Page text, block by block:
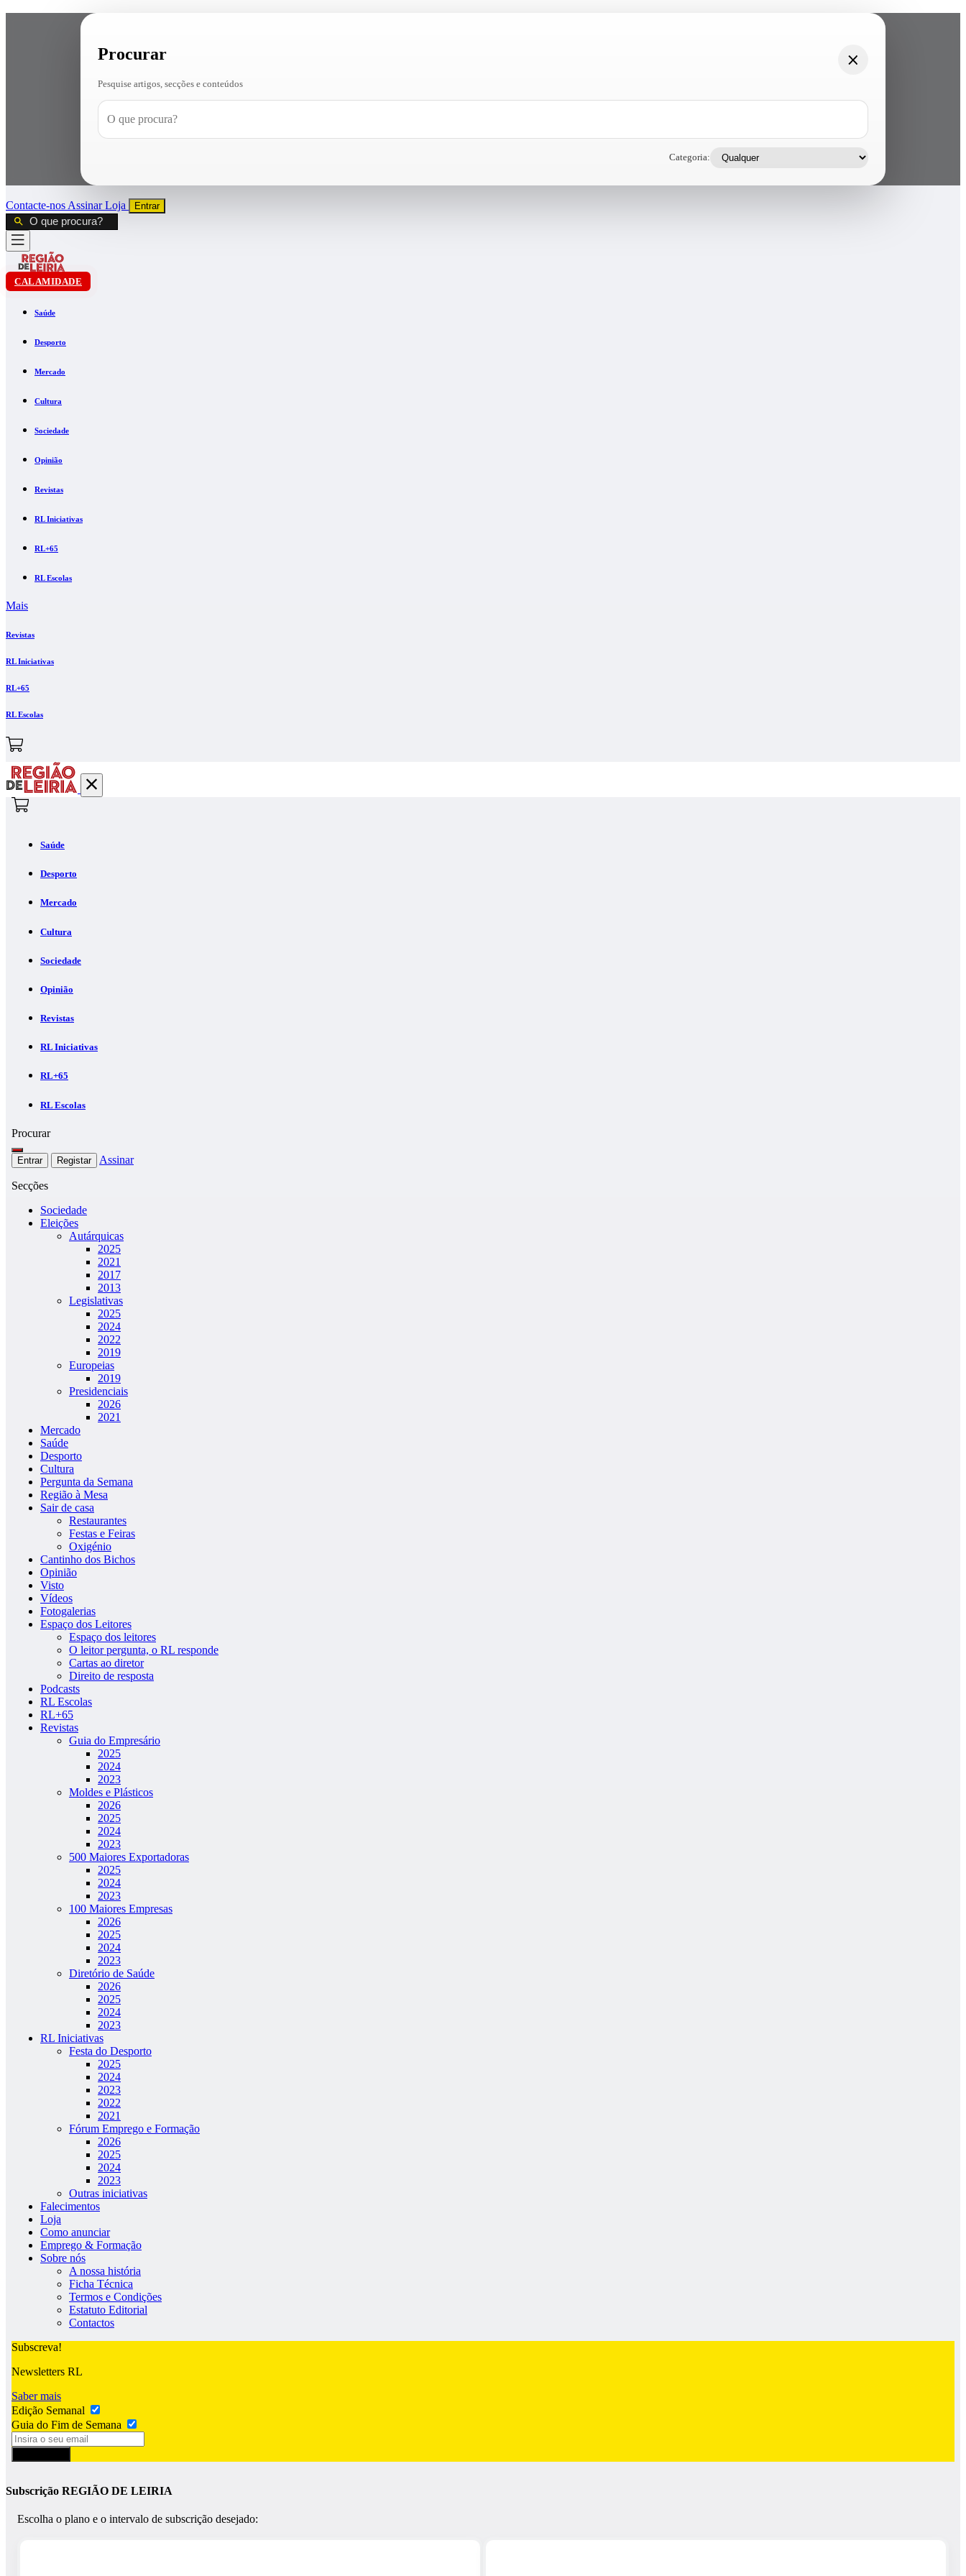
Procurar
Pesquise artigos, secções e conteúdos
Categoria:
Contacte-nos AssinarLoja Entrar
CALAMIDADE
Saúde
Desporto
Mercado
Cultura
Sociedade
Opinião
Revistas
RL Iniciativas
RL+65
RL Escolas
Mais
Revistas
RL Iniciativas
RL+65
RL Escolas
Saúde
Desporto
Mercado
Cultura
Sociedade
Opinião
Revistas
RL Iniciativas
RL+65
RL Escolas
Procurar
Entrar Registar Assinar
Secções
Sociedade
Eleições
Autárquicas
2025
2021
2017
2013
Legislativas
2025
2024
2022
2019
Europeias
2019
Presidenciais
2026
2021
Mercado
Saúde
Desporto
Cultura
Pergunta da Semana
Região à Mesa
Sair de casa
Restaurantes
Festas e Feiras
Oxigénio
Cantinho dos Bichos
Opinião
Visto
Vídeos
Fotogalerias
Espaço dos Leitores
Espaço dos leitores
O leitor pergunta, o RL responde
Cartas ao diretor
Direito de resposta
Podcasts
RL Escolas
RL+65
Revistas
Guia do Empresário
2025
2024
2023
Moldes e Plásticos
2026
2025
2024
2023
500 Maiores Exportadoras
2025
2024
2023
100 Maiores Empresas
2026
2025
2024
2023
Diretório de Saúde
2026
2025
2024
2023
RL Iniciativas
Festa do Desporto
2025
2024
2023
2022
2021
Fórum Emprego e Formação
2026
2025
2024
2023
Outras iniciativas
Falecimentos
Loja
Como anunciar
Emprego & Formação
Sobre nós
A nossa história
Ficha Técnica
Termos e Condições
Estatuto Editorial
Contactos
Subscreva!
Newsletters RL
Saber mais
Edição Semanal
Guia do Fim de Semana
Subscrição REGIÃO DE LEIRIA
Escolha o plano e o intervalo de subscrição desejado: